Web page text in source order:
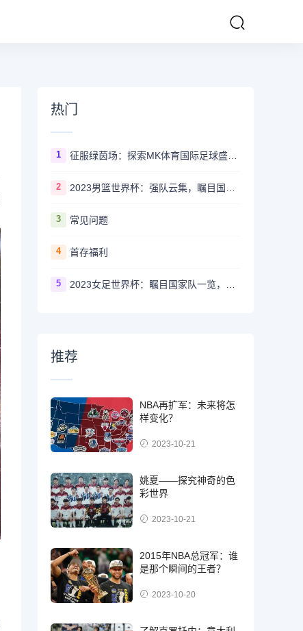
热门
1 征服绿茵场：探索MK体育国际足球盛事的辉煌传奇
2
3 常见问题
4 首存福利
5
推荐
NBA再扩军：未来将怎
样变化？
2023-10-21
姚夏——探究神奇的色
彩世界
2023-10-21
2015年NBA总冠军：谁
是那个瞬间的王者？
2023-10-20